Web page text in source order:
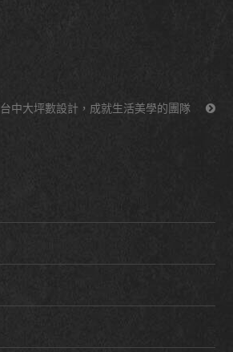
台中大坪數設計，成就生活美學的團隊